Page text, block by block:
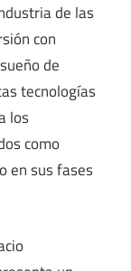
de las
con
de
tecnologías
los
como
en sus fases